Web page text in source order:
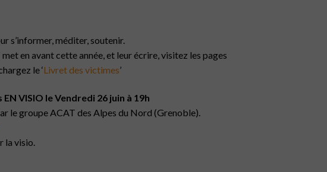
s’informer, méditer, soutenir.
en avant cette année, et leur écrire, visitez les pages
le ‘Livret des victimes’
VISIO le Vendredi 26 juin à 19h
le groupe ACAT des Alpes du Nord (Grenoble).
la visio.